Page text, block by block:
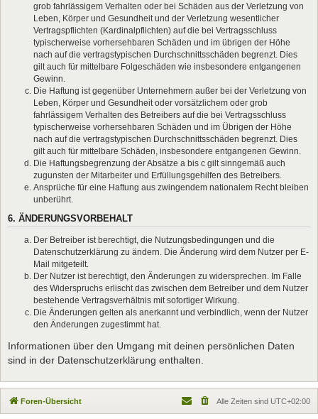
grob fahrlässigem Verhalten oder bei Schäden aus der Verletzung von
Leben, Körper und Gesundheit und der Verletzung wesentlicher
Vertragspflichten (Kardinalpflichten) auf die bei Vertragsschluss
typischerweise vorhersehbaren Schäden und im übrigen der Höhe
nach auf die vertragstypischen Durchschnittsschäden begrenzt. Dies
gilt auch für mittelbare Folgeschäden wie insbesondere entgangenen
Gewinn.
Die Haftung ist gegenüber Unternehmern außer bei der Verletzung von
Leben, Körper und Gesundheit oder vorsätzlichem oder grob
fahrlässigem Verhalten des Betreibers auf die bei Vertragsschluss
typischerweise vorhersehbaren Schäden und im Übrigen der Höhe
nach auf die vertragstypischen Durchschnittsschäden begrenzt. Dies
gilt auch für mittelbare Schäden, insbesondere entgangenen Gewinn.
Die Haftungsbegrenzung der Absätze a bis c gilt sinngemäß auch
zugunsten der Mitarbeiter und Erfüllungsgehilfen des Betreibers.
Ansprüche für eine Haftung aus zwingendem nationalem Recht bleiben
unberührt.
6. ÄNDERUNGSVORBEHALT
Der Betreiber ist berechtigt, die Nutzungsbedingungen und die
Datenschutzerklärung zu ändern. Die Änderung wird dem Nutzer per E-
Mail mitgeteilt.
Der Nutzer ist berechtigt, den Änderungen zu widersprechen. Im Falle
des Widerspruchs erlischt das zwischen dem Betreiber und dem Nutzer
bestehende Vertragsverhältnis mit sofortiger Wirkung.
Die Änderungen gelten als anerkannt und verbindlich, wenn der Nutzer
den Änderungen zugestimmt hat.
Informationen über den Umgang mit deinen persönlichen Daten
sind in der Datenschutzerklärung enthalten.
Foren-Übersicht Alle Zeiten sind UTC+02:00